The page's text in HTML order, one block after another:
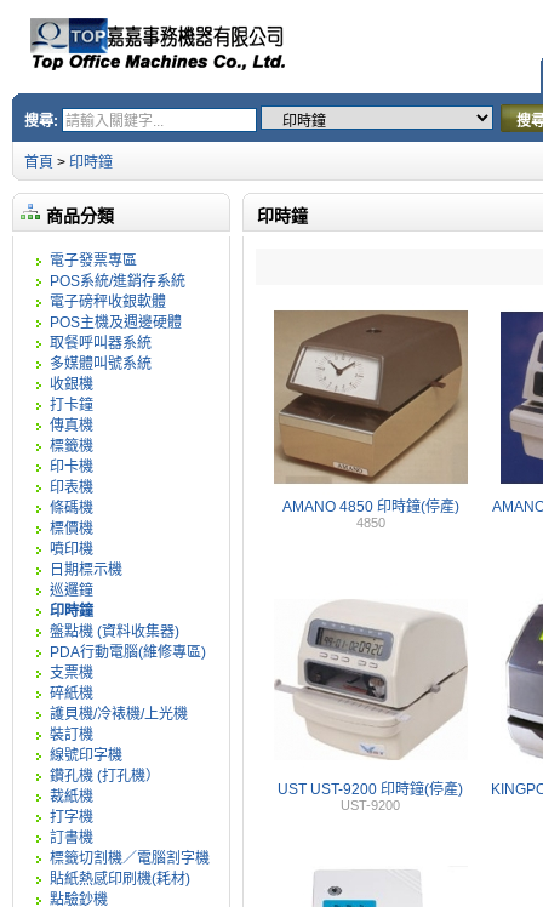
搜尋: 搜
首頁 > 印時鐘
商品分類
電子發票專區
POS系統/進銷存系統
電子磅秤收銀軟體
POS主機及週邊硬體
取餐呼叫器系統
多媒體叫號系統
收銀機
打卡鐘
傳真機
標籤機
印卡機
印表機
條碼機
標價機
噴印機
日期標示機
巡邏鐘
印時鐘
盤點機 (資料收集器)
PDA行動電腦(維修專區)
支票機
碎紙機
護貝機/冷裱機/上光機
裝訂機
線號印字機
鑽孔機 (打孔機）
裁紙機
打字機
訂書機
標籤切割機／電腦割字機
貼紙熱感印刷機(耗材)
點驗鈔機
印時鐘
AMANO 4850 印時鐘(停產)
4850
UST UST-9200 印時鐘(停產)
UST-9200